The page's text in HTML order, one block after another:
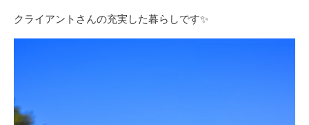
クライアントさんの充実した暮らしです✨